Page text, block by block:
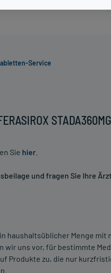
Service
Sie hier
und fragen Sie Ihre
Menge mit
wir uns vor, für bestimmte
Produkte zu, die nur